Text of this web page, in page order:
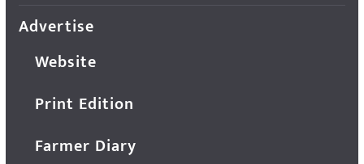
Advertise
Website
Print Edition
Farmer Diary